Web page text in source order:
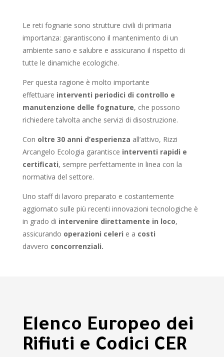
Le reti fognarie sono strutture civili di primaria
importanza: garantiscono il mantenimento di un
ambiente sano e salubre e assicurano il rispetto di
tutte le dinamiche ecologiche.
Per questa ragione è molto importante
effettuare interventi periodici di controllo e
manutenzione delle fognature, che possono
richiedere talvolta anche servizi di disostruzione.
Con oltre 30 anni d’esperienza all’attivo, Rizzi
Arcangelo Ecologia garantisce interventi rapidi e
certificati, sempre perfettamente in linea con la
normativa del settore.
Uno staff di lavoro preparato e costantemente
aggiornato sulle più recenti innovazioni tecnologiche è
in grado di intervenire direttamente in loco,
assicurando operazioni celeri e a costi
davvero concorrenziali.
Elenco Europeo dei
Rifiuti e Codici CER